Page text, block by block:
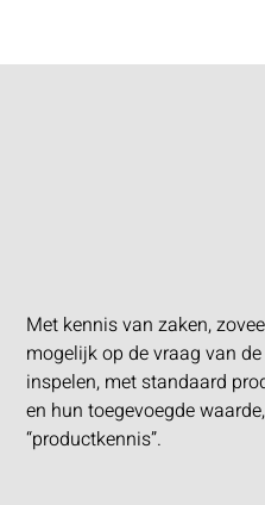
Met kennis van zaken,
mogelijk op de vraag van
inspelen, met standaard
en hun toegevoegde waarde,
“productkennis”.